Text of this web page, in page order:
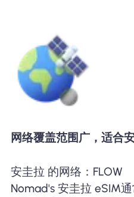
网络覆盖范围广，适合
安圭拉 的网络：FLOW
Nomad's 安圭拉 eSIM